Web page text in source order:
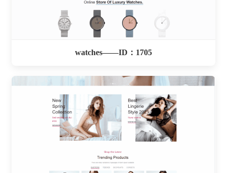
watches——ID：1705